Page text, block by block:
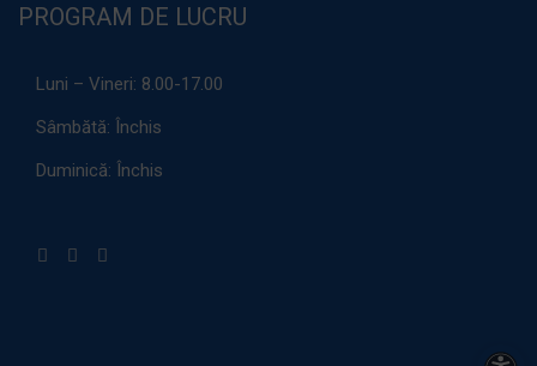
PROGRAM DE LUCRU
Luni – Vineri: 8.00-17.00
Sâmbătă: Închis
Duminică: Închis